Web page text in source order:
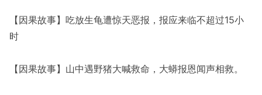
【因果故事】吃放生龟遭惊天恶报，报应来临不超过15小
时
【因果故事】山中遇野猪大喊救命，大蟒报恩闻声相救。